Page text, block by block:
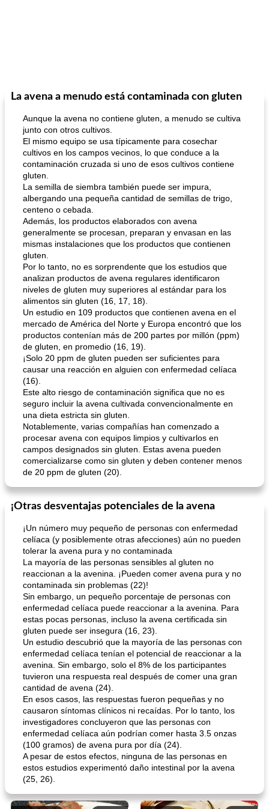
La avena a menudo está contaminada con gluten
Aunque la avena no contiene gluten, a menudo se cultiva
junto con otros cultivos.
El mismo equipo se usa típicamente para cosechar
cultivos en los campos vecinos, lo que conduce a la
contaminación cruzada si uno de esos cultivos contiene
gluten.
La semilla de siembra también puede ser impura,
albergando una pequeña cantidad de semillas de trigo,
centeno o cebada.
Además, los productos elaborados con avena
generalmente se procesan, preparan y envasan en las
mismas instalaciones que los productos que contienen
gluten.
Por lo tanto, no es sorprendente que los estudios que
analizan productos de avena regulares identificaron
niveles de gluten muy superiores al estándar para los
alimentos sin gluten (16, 17, 18).
Un estudio en 109 productos que contienen avena en el
mercado de América del Norte y Europa encontró que los
productos contenían más de 200 partes por millón (ppm)
de gluten, en promedio (16, 19).
¡Solo 20 ppm de gluten pueden ser suficientes para
causar una reacción en alguien con enfermedad celíaca
(16).
Este alto riesgo de contaminación significa que no es
seguro incluir la avena cultivada convencionalmente en
una dieta estricta sin gluten.
Notablemente, varias compañías han comenzado a
procesar avena con equipos limpios y cultivarlos en
campos designados sin gluten. Estas avena pueden
comercializarse como sin gluten y deben contener menos
de 20 ppm de gluten (20).
¡Otras desventajas potenciales de la avena
¡Un número muy pequeño de personas con enfermedad
celíaca (y posiblemente otras afecciones) aún no pueden
tolerar la avena pura y no contaminada
La mayoría de las personas sensibles al gluten no
reaccionan a la avenina. ¡Pueden comer avena pura y no
contaminada sin problemas (22)!
Sin embargo, un pequeño porcentaje de personas con
enfermedad celíaca puede reaccionar a la avenina. Para
estas pocas personas, incluso la avena certificada sin
gluten puede ser insegura (16, 23).
Un estudio descubrió que la mayoría de las personas con
enfermedad celíaca tenían el potencial de reaccionar a la
avenina. Sin embargo, solo el 8% de los participantes
tuvieron una respuesta real después de comer una gran
cantidad de avena (24).
En esos casos, las respuestas fueron pequeñas y no
causaron síntomas clínicos ni recaídas. Por lo tanto, los
investigadores concluyeron que las personas con
enfermedad celíaca aún podrían comer hasta 3.5 onzas
(100 gramos) de avena pura por día (24).
A pesar de estos efectos, ninguna de las personas en
estos estudios experimentó daño intestinal por la avena
(25, 26).